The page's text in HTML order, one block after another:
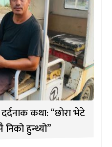
कथा: “छोरा भेटे
हुन्थ्यो”